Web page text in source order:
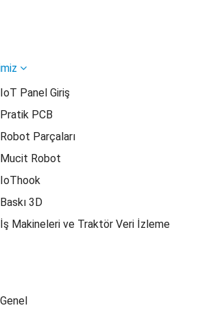
IoT Panel Giriş
Pratik PCB
Robot Parçaları
Mucit Robot
IoThook
Baskı 3D
İş Makineleri ve Traktör Veri İzleme
Genel